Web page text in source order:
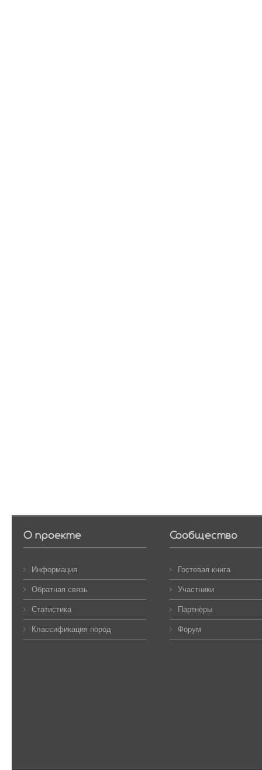
О проекте
Информация
Обратная связь
Статистика
Классификация пород
Сообщество
Гостевая книга
Участники
Партнёры
Форум